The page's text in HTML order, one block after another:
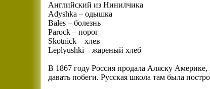
Английский из Нинилчика
Adyshka – одышка
Bales – болезнь
Parock – порог
Skotnick – хлев
Leplyushki – жареный хлеб
В 1867 году Россия продала Аляску
давать побеги. Русская школа там была